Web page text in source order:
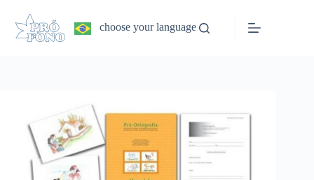
conteúdo
choose your language